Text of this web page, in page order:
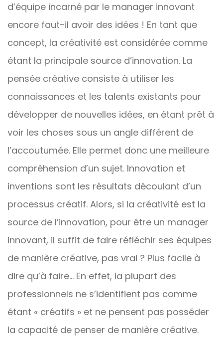
d’équipe incarné par le manager innovant
encore faut-il avoir des idées ! En tant que
concept, la créativité est considérée comme
étant la principale source d’innovation. La
pensée créative consiste à utiliser les
connaissances et les talents existants pour
développer de nouvelles idées, en étant prêt à
voir les choses sous un angle différent de
l’accoutumée. Elle permet donc une meilleure
compréhension d’un sujet. Innovation et
inventions sont les résultats découlant d’un
processus créatif. Alors, si la créativité est la
source de l’innovation, pour être un manager
innovant, il suffit de faire réfléchir ses équipes
de manière créative, pas vrai ? Plus facile à
dire qu’à faire… En effet, la plupart des
professionnels ne s’identifient pas comme
étant « créatifs » et ne pensent pas posséder
la capacité de penser de manière créative.